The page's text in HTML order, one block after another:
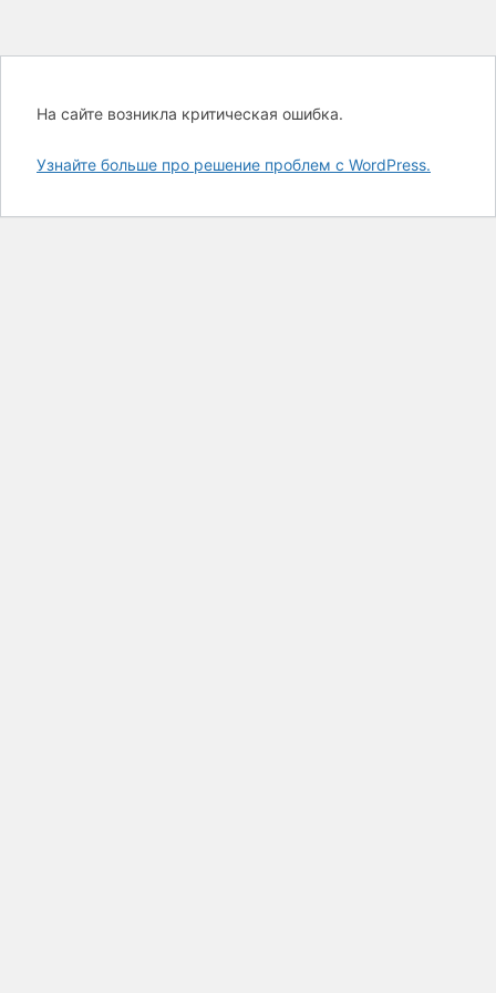
На сайте возникла критическая ошибка.
Узнайте больше про решение проблем с WordPress.